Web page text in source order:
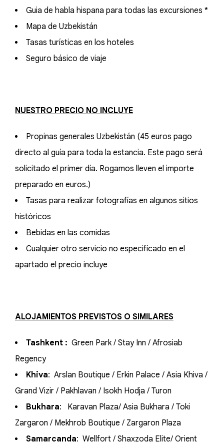
Guia de habla hispana para todas las excursiones *
Mapa de Uzbekistán
Tasas turísticas en los hoteles
Seguro básico de viaje
NUESTRO PRECIO NO INCLUYE
Propinas generales Uzbekistán (45 euros pago
directo al guía para toda la estancia. Este pago será
solicitado el primer día. Rogamos lleven el importe
preparado en euros.)
Tasas para realizar fotografías en algunos sitios
históricos
Bebidas en las comidas
Cualquier otro servicio no especifícado en el
apartado el precio incluye
ALOJAMIENTOS PREVISTOS O SIMILARES
Tashkent : Green Park / Stay Inn / Afrosiab
Regency
Khiva: Arslan Boutique / Erkin Palace / Asia Khiva /
Grand Vizir / Pakhlavan / Isokh Hodja / Turon
Bukhara: Karavan Plaza/ Asia Bukhara / Toki
Zargaron / Mekhrob Boutique / Zargaron Plaza
Samarcanda: Wellfort / Shaxzoda Elite/ Orient